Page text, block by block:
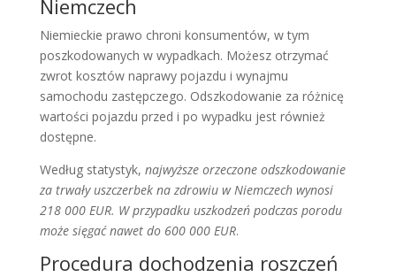
Niemczech
Niemieckie prawo chroni konsumentów, w tym
poszkodowanych w wypadkach. Możesz otrzymać
zwrot kosztów naprawy pojazdu i wynajmu
samochodu zastępczego. Odszkodowanie za różnicę
wartości pojazdu przed i po wypadku jest również
dostępne.
Według statystyk, najwyższe orzeczone odszkodowanie
za trwały uszczerbek na zdrowiu w Niemczech wynosi
218 000 EUR. W przypadku uszkodzeń podczas porodu
może sięgać nawet do 600 000 EUR.
Procedura dochodzenia roszczeń